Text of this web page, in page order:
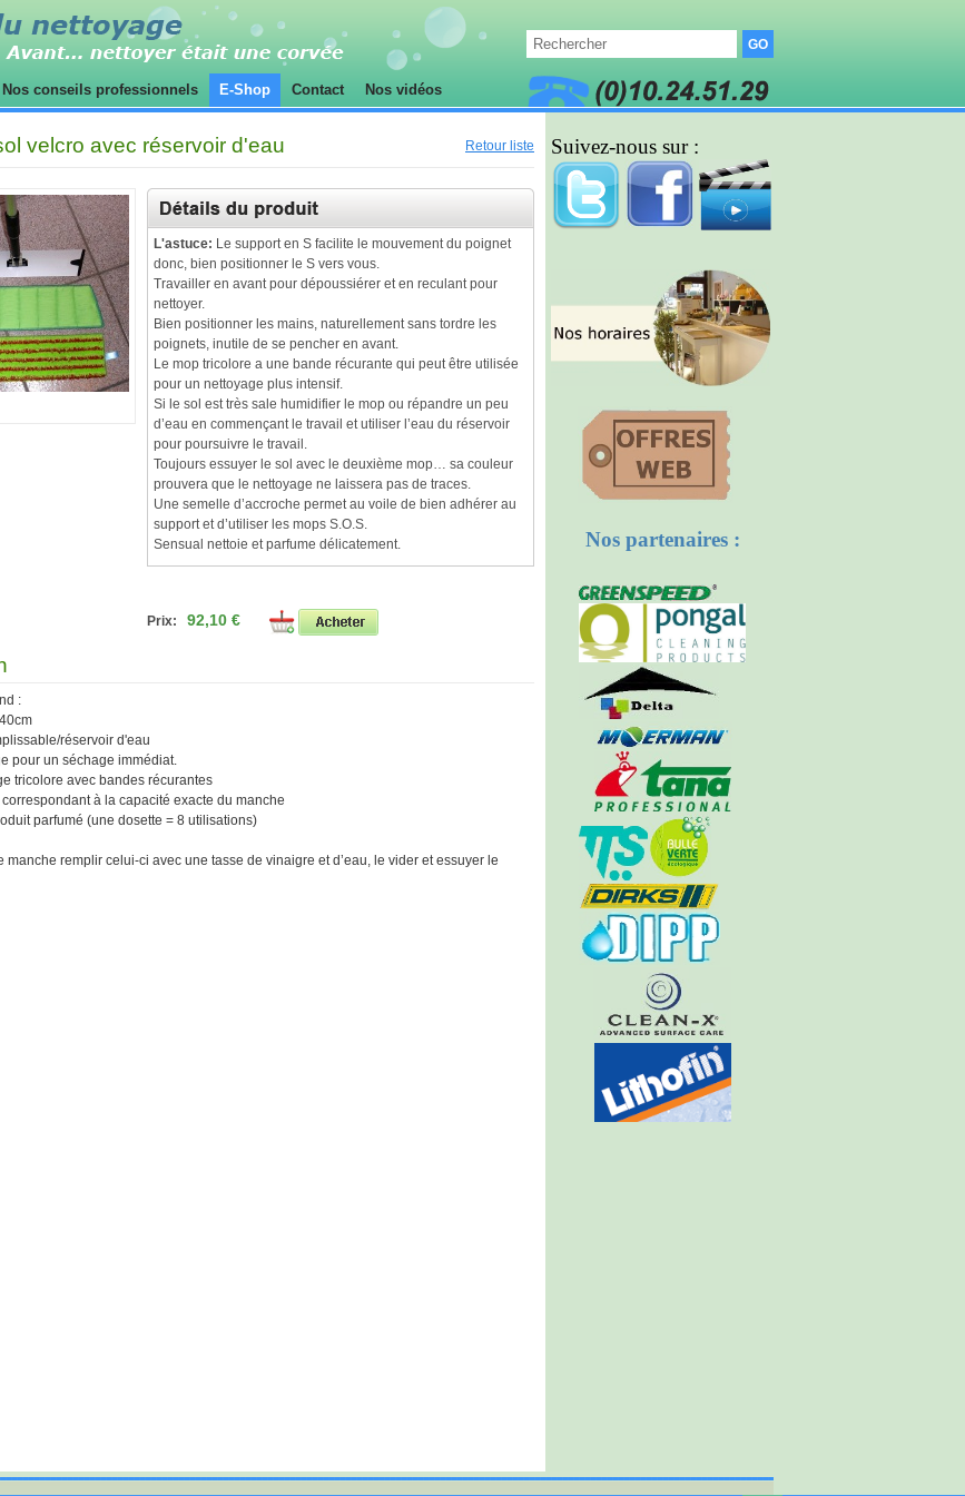
Nos conseils professionnels E-Shop Contact Nos vidéos
velcro avec réservoir d'eau Retour liste
L'astuce: Le support en S facilite le mouvement du poignet
donc, bien positionner le S vers vous.
Travailler en avant pour dépoussiérer et en reculant pour
nettoyer.
Bien positionner les mains, naturellement sans tordre les
poignets, inutile de se pencher en avant.
Le mop tricolore a une bande récurante qui peut être utilisée
pour un nettoyage plus intensif.
Si le sol est très sale humidifier le mop ou répandre un peu
d’eau en commençant le travail et utiliser l’eau du réservoir
pour poursuivre le travail.
Toujours essuyer le sol avec le deuxième mop… sa couleur
prouvera que le nettoyage ne laissera pas de traces.
Une semelle d’accroche permet au voile de bien adhérer au
support et d’utiliser les mops S.O.S.
Sensual nettoie et parfume délicatement.
Prix: 92,10 €
:
réservoir d'eau
pour un séchage immédiat.
tricolore avec bandes récurantes
à la capacité exacte du manche
parfumé (une dosette = 8 utilisations)
manche remplir celui-ci avec une tasse de vinaigre et d’eau, le vider et essuyer le
Suivez-nous sur :
Nos partenaires :